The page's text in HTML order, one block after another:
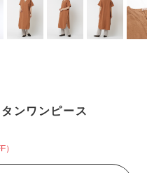
ンワンピース
）